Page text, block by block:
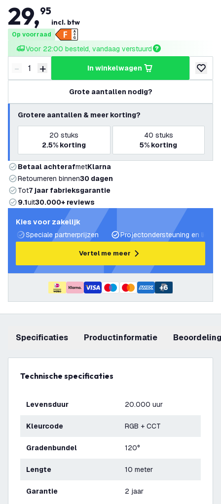
29,95
incl. btw
Op voorraad
Voor 22:00 besteld, vandaag verstuurd
Verminder hoeveelheid
- Verhoog hoeveelheid
+ in winkelwagen
Grote aantallen nodig?
Grotere aantallen & meer korting?
20 stuks
2.5% korting
40 stuks
5% korting
Betaal achterafmetKlarna
Retourneren binnen30 dagen
Tot7 jaar fabrieksgarantie
9.1uit30.000+ reviews
Kies voor zakelijk
Speciale partnerprijzen
Projectondersteuning en
Vertel me meer
+6
Specificaties productinformatie
Technische specificaties
Levensduur 20.000 uur
Kleurcode RGB + CCT
Gradenbundel 120°
Lengte 10 meter
Garantie 2 jaar